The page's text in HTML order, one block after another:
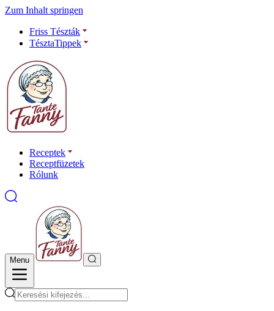
Zum Inhalt springen
Friss Tészták
TésztaTippek
Receptek
Receptfüzetek
Rólunk
Menu